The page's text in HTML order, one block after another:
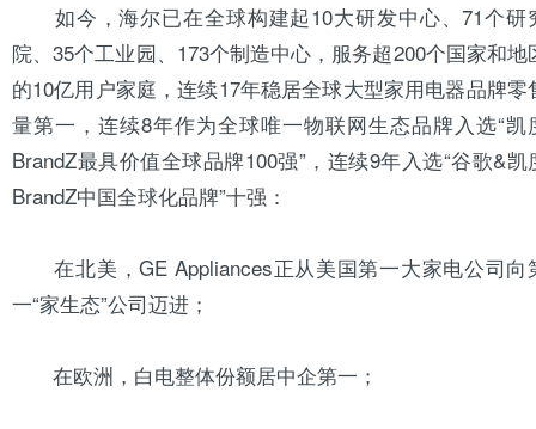
如今，海尔已在全球构建起10大研发中心、71个研
院、35个工业园、173个制造中心，服务超200个国家和地
的10亿用户家庭，连续17年稳居全球大型家用电器品牌零
量第一，连续8年作为全球唯一物联网生态品牌入选“凯
BrandZ最具价值全球品牌100强”，连续9年入选“谷歌&凯
BrandZ中国全球化品牌”十强：
在北美，GE Appliances正从美国第一大家电公司向
一“家生态”公司迈进；
在欧洲，白电整体份额居中企第一；